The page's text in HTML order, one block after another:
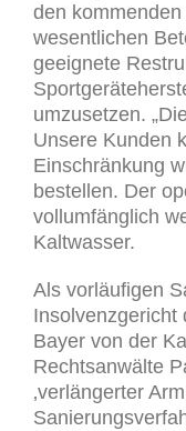
den
wesentlichen
geeignete
umzusetzen.
Unsere Kunden
Einschränkung
bestellen. Der
vollumfänglich
Kaltwasser.
Als vorläufigen
Insolvenzgericht
Bayer von der
Rechtsanwälte
‚verlängerter